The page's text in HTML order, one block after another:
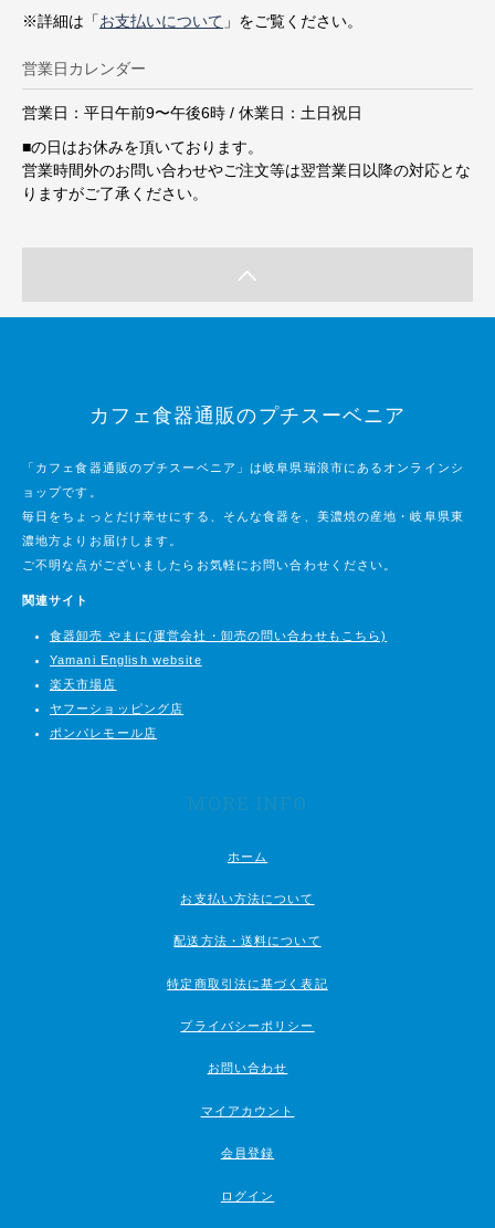
※詳細は「お支払いについて 」をご覧ください。
営業日カレンダー
営業日：平日午前9〜午後6時 / 休業日：土日祝日
■の日はお休みを頂いております。
営業時間外のお問い合わせやご注文等は翌営業日以降の対応とな
りますがご了承ください。
カフェ食器通販のプチスーベニア
「カフェ食器通販のプチスーベニア」は岐阜県瑞浪市にあるオンラインシ
ョップです。
毎日をちょっとだけ幸せにする、そんな食器を、美濃焼の産地・岐阜県東
濃地方よりお届けします。
ご不明な点がございましたらお気軽にお問い合わせください。
関連サイト
食器卸売 やまに(運営会社・卸売の問い合わせもこちら)
Yamani English website
楽天市場店
ヤフーショッピング店
ポンパレモール店
MORE INFO
ホーム
お支払い方法について
配送方法・送料について
特定商取引法に基づく表記
プライバシーポリシー
お問い合わせ
マイアカウント
会員登録
ログイン